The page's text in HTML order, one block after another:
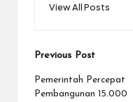
View All Posts
Post
navigation
Previous Post
Pemerintah Percepat
Pembangunan 15.000